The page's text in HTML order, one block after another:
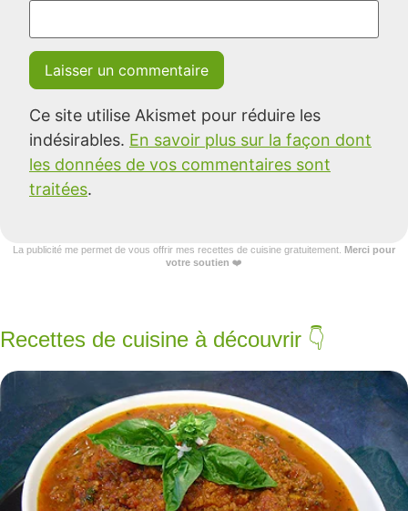
Ce site utilise Akismet pour réduire les
indésirables. En savoir plus sur la façon dont
les données de vos commentaires sont
traitées.
La publicité me permet de vous offrir mes recettes de cuisine gratuitement.
Merci pour
votre soutien ❤️
Recettes de cuisine à découvrir 👇